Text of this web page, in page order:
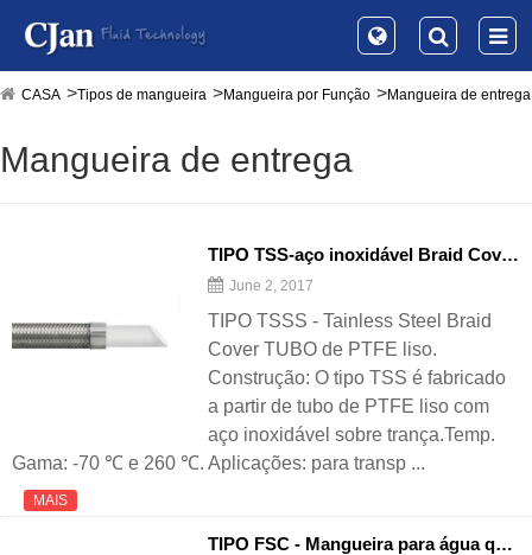
CASA Tipos de mangueira Mangueira por Função Mangueira de entrega
Mangueira de entrega
TIPO TSS-aço inoxidável Braid Cover Tube PTFE liso
June 2, 2017
TIPO TSSS - Tainless Steel Braid
Cover TUBO de PTFE liso.
Construção: O tipo TSS é fabricado
a partir de tubo de PTFE liso com
aço inoxidável sobre trança.Temp.
Gama: -70 ℃ e 260 ℃. Aplicações: para transp ...
MAIS
TIPO FSC - Mangueira para água quente quente e comida